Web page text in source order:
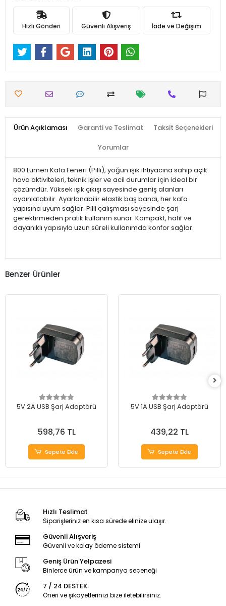
Hızlı Gönderi Güvenli Alışveriş İade ve Değişim
Ürün Açıklaması Garanti ve Teslimat Taksit Seçenekleri
Yorumlar
800 Lümen Kafa Feneri (Pilli), yoğun ışık ihtiyacına sahip açık
hava aktiviteleri, teknik işler ve acil durumlar için ideal bir
çözümdür. Yüksek ışık çıkışı sayesinde geniş alanları
aydınlatabilir. Ayarlanabilir elastik baş bandı, her kafa
yapısına uyum sağlar. Pilli çalışması sayesinde şarj
gerektirmeden pratik kullanım sunar. Kompakt, hafif ve
dayanıklı yapısıyla uzun süreli kullanımda konfor sağlar.
Benzer Ürünler
5V 2A USB Şarj Adaptörü
598,76 TL
Sepete Ekle
5V 1A USB Şarj Adaptörü
439,22 TL
Sepete Ekle
Hızlı Teslimat
Siparişleriniz en kısa sürede elinize ulaşır.
Güvenli Alışveriş
Güvenli ve kolay ödeme sistemi
Geniş Ürün Yelpazesi
Binlerce ürün ve kampanya seçeneği
7 / 24 DESTEK
Öneri ve şikayetlerinizi bize iletebilirsiniz.